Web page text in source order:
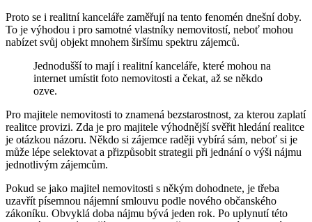
Proto se i realitní kanceláře zaměřují na tento fenomén dnešní doby.
To je výhodou i pro samotné vlastníky nemovitostí, neboť mohou
nabízet svůj objekt mnohem širšímu spektru zájemců.
Jednodušší to mají i realitní kanceláře, které mohou na
internet umístit foto nemovitosti a čekat, až se někdo
ozve.
Pro majitele nemovitosti to znamená bezstarostnost, za kterou zaplatí
realitce provizi. Zda je pro majitele výhodnější svěřit hledání realitce
je otázkou názoru. Někdo si zájemce raději vybírá sám, neboť si je
může lépe selektovat a přizpůsobit strategii při jednání o výši nájmu
jednotlivým zájemcům.
Pokud se jako majitel nemovitosti s někým dohodnete, je třeba
uzavřít písemnou nájemní smlouvu podle nového občanského
zákoníku. Obvyklá doba nájmu bývá jeden rok. Po uplynutí této